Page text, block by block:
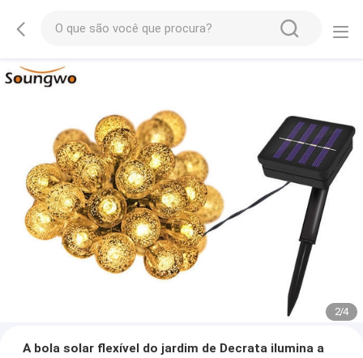
2/4
A bola solar flexível do jardim de Decrata ilumina a